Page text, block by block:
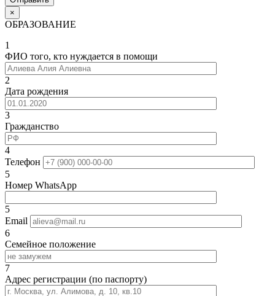
×
ОБРАЗОВАНИЕ
1
ФИО того, кто нуждается в помощи
2
Дата рождения
3
Гражданство
4
Телефон
5
Номер WhatsApp
5
Email
6
Семейное положение
7
Адрес регистрации (по паспорту)